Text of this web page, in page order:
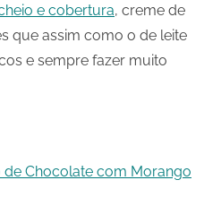
e cobertura, creme de
que assim como o de leite
e sempre fazer muito
de Chocolate com Morango